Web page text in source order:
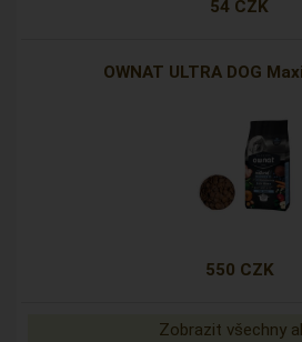
54 CZK
OWNAT ULTRA DOG
550 CZK
Zobrazit všechny